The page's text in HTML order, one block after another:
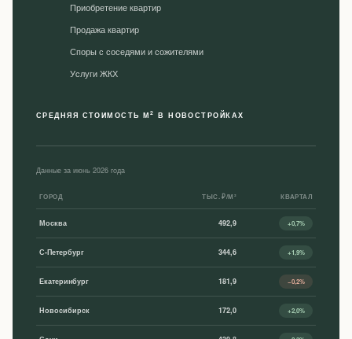
Приобретение квартир
Продажа квартир
Споры с соседями и сожителями
Уcлуги ЖКХ
СРЕДНЯЯ СТОИМОСТЬ М2 В НОВОСТРОЙКАХ
Данные за июнь 2026 года
ГОРОД ТЫС. ₽/М² КВАРТАЛ
Москва 492,9 +0,7%
С-Петербург 344,6 +1,9%
Екатеринбург 181,9 −0,2%
Новосибирск 172,0 +2,0%